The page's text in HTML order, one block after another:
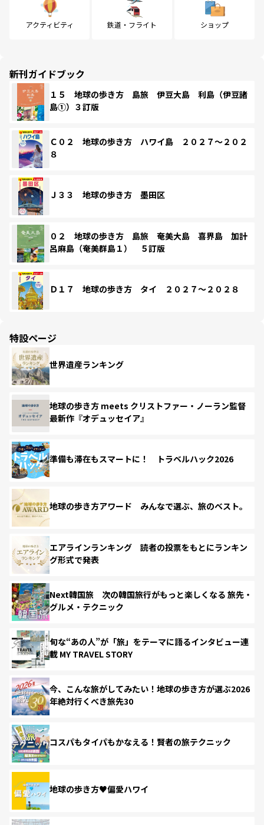
アクティビティ 鉄道・フライト ショップ
新刊ガイドブック
１５ 地球の歩き方 島旅 伊豆大島 利島（伊豆諸
島①）３訂版
Ｃ０２ 地球の歩き方 ハワイ島 ２０２７～２０２
８
Ｊ３３ 地球の歩き方 墨田区
０２ 地球の歩き方 島旅 奄美大島 喜界島 加計
呂麻島（奄美群島１） ５訂版
Ｄ１７ 地球の歩き方 タイ ２０２７～２０２８
特設ページ
世界遺産ランキング
地球の歩き方 meets クリストファー・ノーラン監督
最新作『オデュッセイア』
準備も滞在もスマートに！ トラベルハック2026
地球の歩き方アワード みんなで選ぶ、旅のベスト。
エアラインランキング 読者の投票をもとにランキン
グ形式で発表
Next韓国旅 次の韓国旅行がもっと楽しくなる 旅先・
グルメ・テクニック
旬な“あの人”が「旅」をテーマに語るインタビュー連
載 MY TRAVEL STORY
今、こんな旅がしてみたい！地球の歩き方が選ぶ2026
年絶対行くべき旅先30
コスパもタイパもかなえる！賢者の旅テクニック
地球の歩き方♥偏愛ハワイ